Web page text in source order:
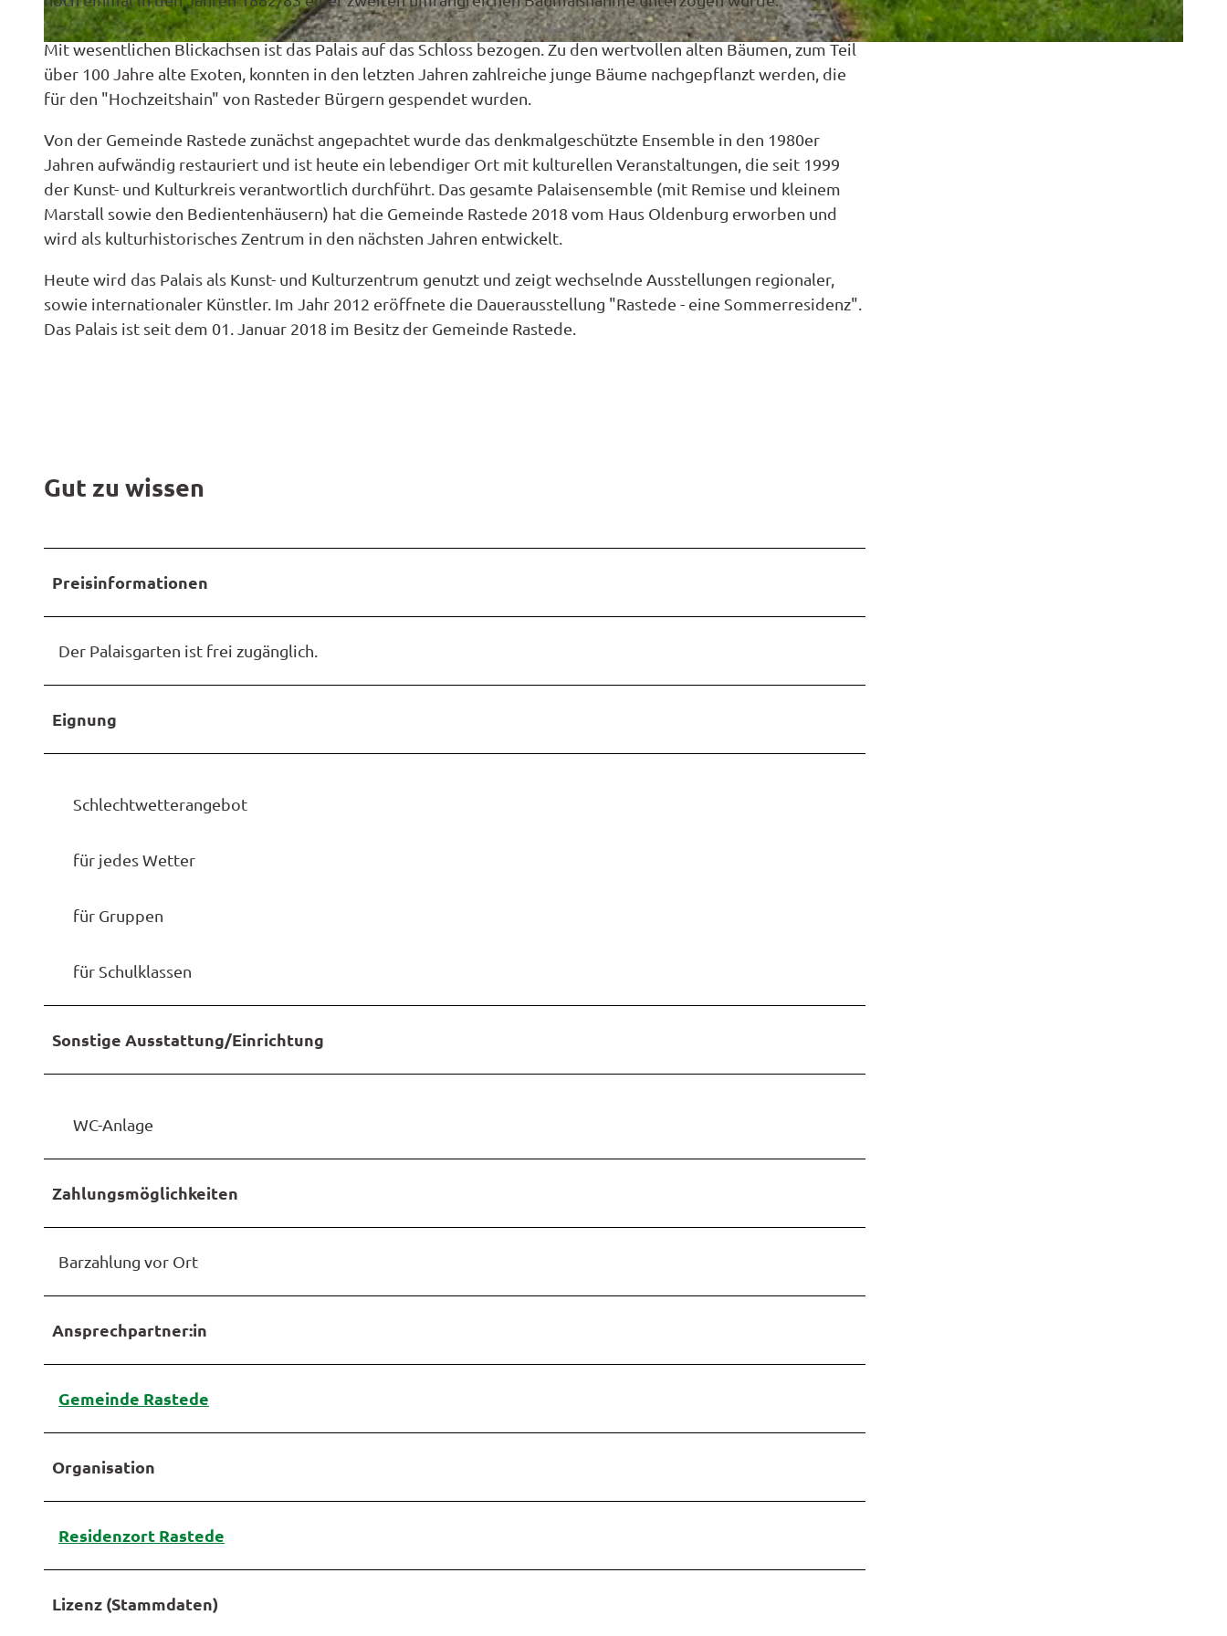
© Residenzort Rastede GmbH | Jonas Janßen |CC0
Mit wesentlichen Blickachsen ist das Palais auf das Schloss bezogen. Zu den wertvollen alten Bäumen, zum Teil
über 100 Jahre alte Exoten, konnten in den letzten Jahren zahlreiche junge Bäume nachgepflanzt werden, die
für den "Hochzeitshain" von Rasteder Bürgern gespendet wurden.
Von der Gemeinde Rastede zunächst angepachtet wurde das denkmalgeschützte Ensemble in den 1980er
Jahren aufwändig restauriert und ist heute ein lebendiger Ort mit kulturellen Veranstaltungen, die seit 1999
der Kunst- und Kulturkreis verantwortlich durchführt. Das gesamte Palaisensemble (mit Remise und kleinem
Marstall sowie den Bedientenhäusern) hat die Gemeinde Rastede 2018 vom Haus Oldenburg erworben und
wird als kulturhistorisches Zentrum in den nächsten Jahren entwickelt.
Heute wird das Palais als Kunst- und Kulturzentrum genutzt und zeigt wechselnde Ausstellungen regionaler,
sowie internationaler Künstler. Im Jahr 2012 eröffnete die Dauerausstellung "Rastede - eine Sommerresidenz".
Das Palais ist seit dem 01. Januar 2018 im Besitz der Gemeinde Rastede.
Gut zu wissen
Preisinformationen
Der Palaisgarten ist frei zugänglich.
Eignung
Schlechtwetterangebot
für jedes Wetter
für Gruppen
für Schulklassen
Sonstige Ausstattung/Einrichtung
WC-Anlage
Zahlungsmöglichkeiten
Barzahlung vor Ort
Ansprechpartner:in
Gemeinde Rastede
Organisation
Residenzort Rastede
Lizenz (Stammdaten)